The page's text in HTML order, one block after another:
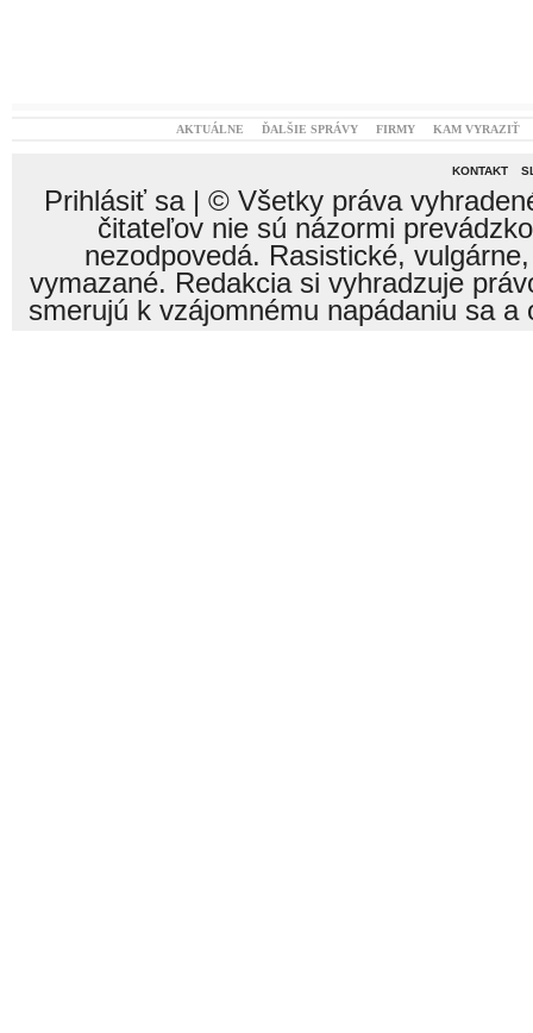
AKTUÁLNE ĎALŠIE SPRÁVY FIRMY KAM VYRAZIŤ
KONTAKT
Prihlásiť sa| © Všetky práva
čitateľov nie sú názormi
nezodpovedá. Rasistické,
vymazané. Redakcia si vyhradzuje
smerujú k vzájomnému napádaniu sa